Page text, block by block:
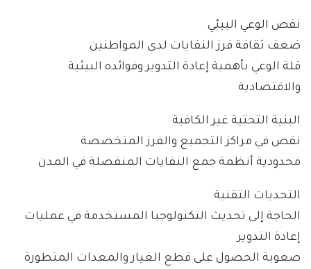
نقص الوعي البيئي
ضعف ثقافة فرز النفايات لدى المواطنين
قلة الوعي بأهمية إعادة التدوير وفوائده البيئية
والاقتصادية
البنية التحتية غير الكافية
نقص في مراكز التجميع والفرز المتخصصة
محدودية أنظمة جمع النفايات المنفصلة في المدن
التحديات التقنية
الحاجة إلى تحديث التكنولوجيا المستخدمة في عمليات
إعادة التدوير
صعوبة الحصول على قطع الغيار والمعدات المتطورة